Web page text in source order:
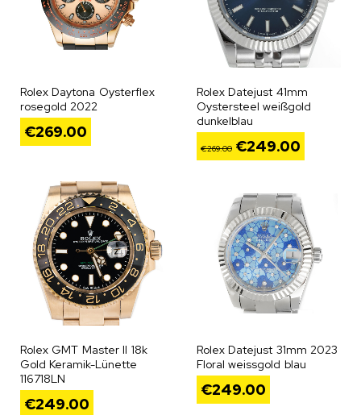
Rolex Daytona Oysterflex
rosegold 2022
€269.00
Rolex Datejust 41mm
Oystersteel weißgold
dunkelblau
€269.00 €249.00
Rolex GMT Master II 18k
Gold Keramik-Lünette
116718LN
€249.00
Rolex Datejust 31mm 2023
Floral weissgold blau
€249.00